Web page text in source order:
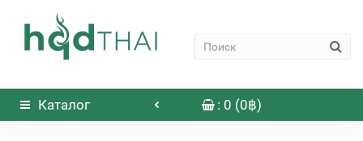
Каталог : 0 (0฿)